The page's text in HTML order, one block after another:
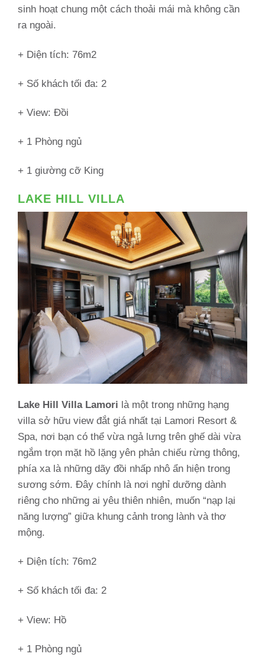
sinh hoạt chung một cách thoải mái mà không cần
ra ngoài.
+ Diện tích: 76m2
+ Số khách tối đa: 2
+ View: Đồi
+ 1 Phòng ngủ
+ 1 giường cỡ King
LAKE HILL VILLA
Lake Hill Villa Lamori là một trong những hạng
villa sở hữu view đắt giá nhất tại Lamori Resort &
Spa, nơi bạn có thể vừa ngả lưng trên ghế dài vừa
ngắm trọn mặt hồ lặng yên phản chiếu rừng thông,
phía xa là những dãy đồi nhấp nhô ẩn hiện trong
sương sớm. Đây chính là nơi nghỉ dưỡng dành
riêng cho những ai yêu thiên nhiên, muốn “nạp lại
năng lượng” giữa khung cảnh trong lành và thơ
mộng.
+ Diện tích: 76m2
+ Số khách tối đa: 2
+ View: Hồ
+ 1 Phòng ngủ